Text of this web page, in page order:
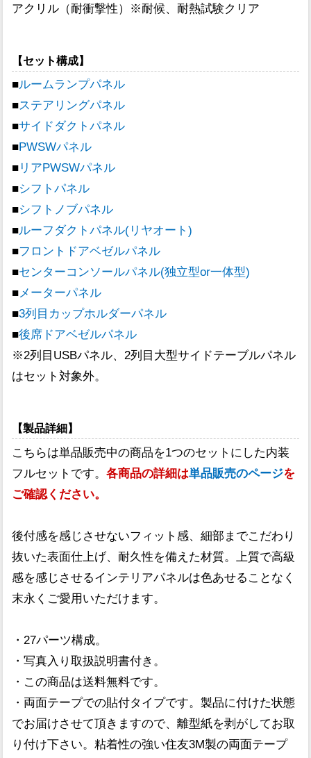
アクリル（耐衝撃性）※耐候、耐熱試験クリア
【セット構成】
■ルームランプパネル
■ステアリングパネル
■サイドダクトパネル
■PWSWパネル
■ リアPWSWパネル
■シフトパネル
■シフトノブパネル
■ルーフダクトパネル(リヤオート)
■フロントドアベゼルパネル
■センターコンソールパネル(独立型or一体型)
■メーターパネル
■3列目カップホルダーパネル
■後席ドアベゼルパネル
※2列目USBパネル、2列目大型サイドテーブルパネル
はセット対象外。
【製品詳細】
こちらは単品販売中の商品を1つのセットにした内装
フルセットです。各商品の詳細は単品販売のページを
ご確認ください。
後付感を感じさせないフィット感、細部までこだわり
抜いた表面仕上げ、耐久性を備えた材質。上質で高級
感を感じさせるインテリアパネルは色あせることなく
末永くご愛用いただけます。
・27パーツ構成。
・写真入り取扱説明書付き。
・この商品は送料無料です。
・両面テープでの貼付タイプです。製品に付けた状態
でお届けさせて頂きますので、離型紙を剥がしてお取
り付け下さい。粘着性の強い住友3M製の両面テープ